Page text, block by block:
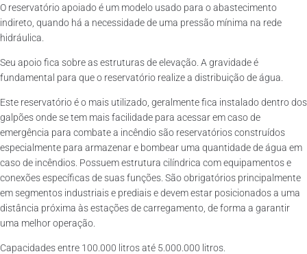
O reservatório apoiado é um modelo usado para o abastecimento
indireto, quando há a necessidade de uma pressão mínima na rede
hidráulica.
Seu apoio fica sobre as estruturas de elevação. A gravidade é
fundamental para que o reservatório realize a distribuição de água.
Este reservatório é o mais utilizado, geralmente fica instalado dentro dos
galpões onde se tem mais facilidade para acessar em caso de
emergência para combate a incêndio são reservatórios construídos
especialmente para armazenar e bombear uma quantidade de água em
caso de incêndios. Possuem estrutura cilíndrica com equipamentos e
conexões específicas de suas funções. São obrigatórios principalmente
em segmentos industriais e prediais e devem estar posicionados a uma
distância próxima às estações de carregamento, de forma a garantir
uma melhor operação.
Capacidades entre 100.000 litros até 5.000.000 litros.